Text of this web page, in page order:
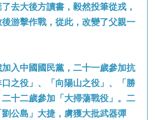
去大後方讀書，毅然投筆從戎，
游擊作戰，從此，改變了父親一
入中國國民黨，二十一歲參加抗
口之役」、「向陽山之役」、「勝
十二歲參加「大掃蕩戰役」。二
公島」大捷，虜獲大批武器彈